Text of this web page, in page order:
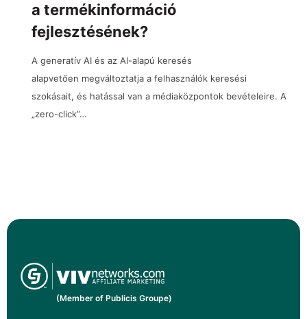
a termékinformáció
fejlesztésének?
A generatív AI és az AI-alapú keresés
alapvetően megváltoztatja a felhasználók keresési
szokásait, és hatással van a médiaközpontok bevételeire. A
„zero-click”…
(Member of Publicis Groupe)